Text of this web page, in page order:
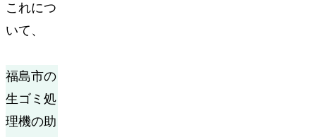
これにつ
いて、
福島市の
生ゴミ処
理機の助